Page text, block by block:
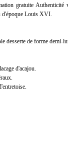
gratuite Authenticité
d'époque Louis XVI.
desserte de forme demi-
d'acajou.